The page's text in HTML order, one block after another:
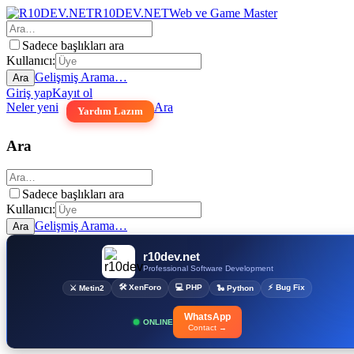
R10DEV.NETWeb ve Game Master
Sadece başlıkları ara
Kullanıcı:
Ara Gelişmiş Arama…
Giriş yapKayıt ol
Neler yeni
Yardım Lazım Ara
Ara
Sadece başlıkları ara
Kullanıcı:
Ara Gelişmiş Arama…
r10dev.net
Professional Software Development
⚔ Metin2 🛠 XenForo 💻 PHP 🐍 Python ⚡ Bug Fix
ONLINE WhatsApp
Contact →